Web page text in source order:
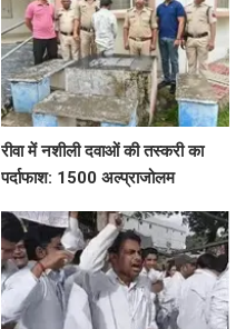
रीवा में नशीली दवाओं की तस्करी का
पर्दाफाश: 1500 अल्प्राजोलम
सप्लाई चेन